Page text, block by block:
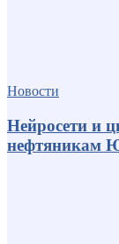
Новости
Нейросети и
нефтяникам